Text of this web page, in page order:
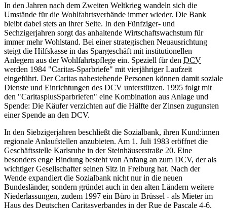
In den Jahren nach dem Zweiten Weltkrieg wandeln sich die
Umstände für die Wohlfahrtsverbände immer wieder. Die Bank
bleibt dabei stets an ihrer Seite. In den Fünfziger- und
Sechzigerjahren sorgt das anhaltende Wirtschaftswachstum für
immer mehr Wohlstand. Bei einer strategischen Neuausrichtung
steigt die Hilfskasse in das Spargeschäft mit institutionellen
Anlegern aus der Wohlfahrtspflege ein. Speziell für den DCV
werden 1984 "Caritas-Sparbriefe" mit vierjähriger Laufzeit
eingeführt. Der Caritas nahestehende Personen können damit soziale
Dienste und Einrichtungen des DCV unterstützen. 1995 folgt mit
den "CaritasplusSparbriefen" eine Kombination aus Anlage und
Spende: Die Käufer verzichten auf die Hälfte der Zinsen zugunsten
einer Spende an den DCV.
In den Siebzigerjahren beschließt die Sozialbank, ihren Kund:innen
regionale Anlaufstellen anzubieten. Am 1. Juli 1983 eröffnet die
Geschäftsstelle Karlsruhe in der Steinhäuserstraße 20. Eine
besonders enge Bindung besteht von Anfang an zum DCV, der als
wichtiger Gesellschafter seinen Sitz in Freiburg hat. Nach der
Wende expandiert die Sozialbank nicht nur in die neuen
Bundesländer, sondern gründet auch in den alten Ländern weitere
Niederlassungen, zudem 1997 ein Büro in Brüssel - als Mieter im
Haus des Deutschen Caritasverbandes in der Rue de Pascale 4-6.